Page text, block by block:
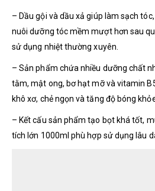
– Dầu gội và dầu xả giúp làm sạch
nuôi dưỡng tóc mềm mượt hơn sau
sử dụng nhiệt thường xuyên.
– Sản phẩm chứa nhiều dưỡng chất
tằm, mật ong, bơ hạt mỡ và vitamin
khô xơ, chẻ ngọn và tăng độ bóng
– Kết cấu sản phẩm tạo bọt khá tốt,
tích lớn 1000ml phù hợp sử dụng lâu